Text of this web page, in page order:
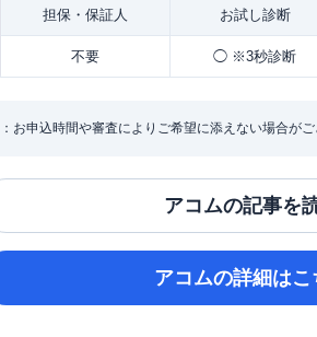
担保・ 保証人 お試し診断
不要 ◯ ※3秒診断
お申込時間や審査によりご希望に添えない場合がご
アコムの記事を
アコムの詳細はこ